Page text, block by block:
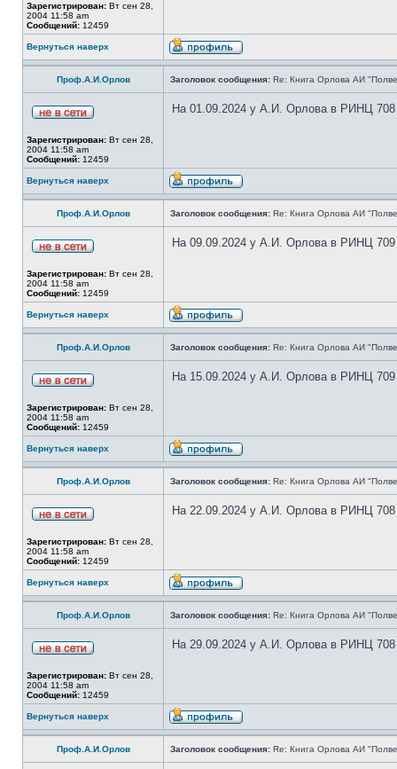
Зарегистрирован: Вт сен 28,
2004 11:58 am
Сообщений: 12459
Вернуться наверх
Проф.А.И.Орлов Заголовок сообщения: Re: Книга Орлова АИ
Зарегистрирован: Вт сен 28,
2004 11:58 am
Сообщений: 12459
На 01.09.2024 у А.И. Орлова в РИНЦ 708
Вернуться наверх
Проф.А.И.Орлов Заголовок сообщения: Re: Книга Орлова АИ
Зарегистрирован: Вт сен 28,
2004 11:58 am
Сообщений: 12459
На 09.09.2024 у А.И. Орлова в РИНЦ 709
Вернуться наверх
Проф.А.И.Орлов Заголовок сообщения: Re: Книга Орлова АИ
Зарегистрирован: Вт сен 28,
2004 11:58 am
Сообщений: 12459
На 15.09.2024 у А.И. Орлова в РИНЦ 709
Вернуться наверх
Проф.А.И.Орлов Заголовок сообщения: Re: Книга Орлова АИ
Зарегистрирован: Вт сен 28,
2004 11:58 am
Сообщений: 12459
На 22.09.2024 у А.И. Орлова в РИНЦ 708
Вернуться наверх
Проф.А.И.Орлов Заголовок сообщения: Re: Книга Орлова АИ
Зарегистрирован: Вт сен 28,
2004 11:58 am
Сообщений: 12459
На 29.09.2024 у А.И. Орлова в РИНЦ 708
Вернуться наверх
Проф.А.И.Орлов Заголовок сообщения: Re: Книга Орлова АИ